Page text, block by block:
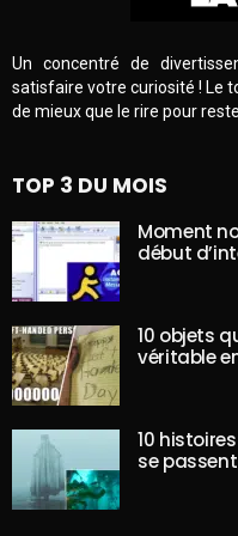
Un concentré de
satisfaire votre curiosité ! Le
de mieux que le rire pour
TOP 3 DU MOIS
Moment
début
10 objets
véritable
10
se